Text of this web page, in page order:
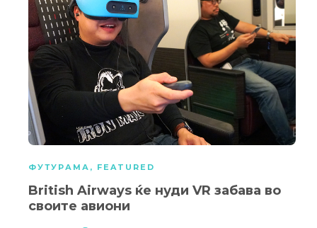
ФУТУРАМА , FEATURED
British Airways ќе нуди VR забава во
своите авиони